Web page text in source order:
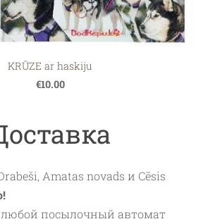
Amatas novads и Cēsis
любой посылочный автомат
KRŪZE ar haskiju
€10.00